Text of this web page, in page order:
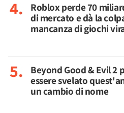
Roblox perde 70
di mercato e dà la
mancanza di giochi
Beyond Good & Evil 2
essere svelato
un cambio di nome